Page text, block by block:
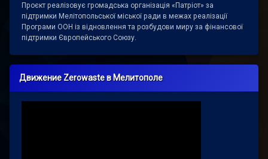
Проєкт реалізовує громадська організація «Патріот» за
підтримки Мелітопольської міської ради в межах реалізації
Програми ООН із відновлення та розбудови миру за фінансової
підтримки Європейського Союзу.
Движение Zerowaste в Мелитополе